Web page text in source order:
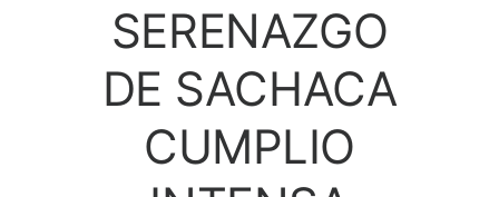
SERENAZGO
DE SACHACA
CUMPLIO